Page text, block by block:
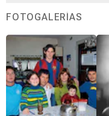
FOTOGALERÍAS